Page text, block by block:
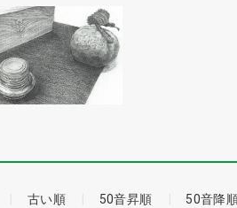
古い順 50音昇順 50音降